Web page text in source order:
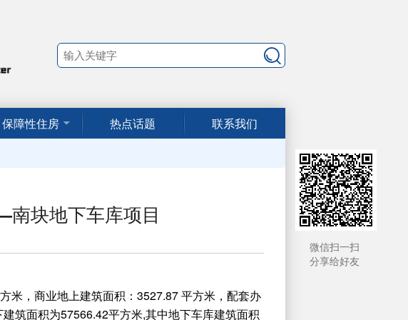
保障性住房 热点话题 联系我们
块地下车库项目
米，商业地上建筑面积：3527.87 平方米，配套办
筑面积为57566.42平方米,其中地下车库建筑面积
微信扫一扫
分享给好友